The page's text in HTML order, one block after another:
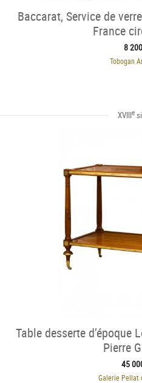
Baccarat, Service de
France
8
Tobogan
XVIIIe
Table desserte d’époque
Pierre
45
Galerie Pellat